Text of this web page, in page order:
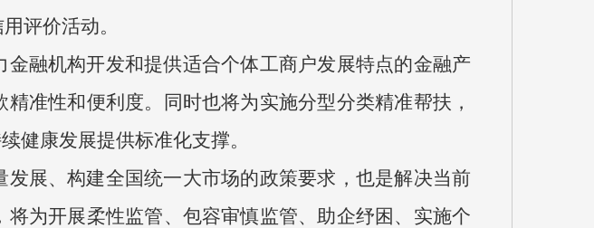
评价活动。
融机构开发和提供适合个体工商户发展特点的金融产
准性和便利度。同时也将为实施分型分类精准帮扶，
健康发展提供标准化支撑。
展、构建全国统一大市场的政策要求，也是解决当前
为开展柔性监管、包容审慎监管、助企纾困、实施个